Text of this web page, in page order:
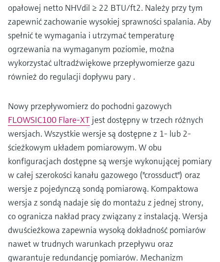
opałowej netto NHVdil ≥ 22 BTU/ft2. Należy przy tym
zapewnić zachowanie wysokiej sprawności spalania. Aby
spełnić te wymagania i utrzymać temperaturę
ogrzewania na wymaganym poziomie, można
wykorzystać ultradźwiękowe przepływomierze gazu
również do regulacji dopływu pary .
Nowy przepływomierz do pochodni gazowych
FLOWSIC100 Flare-XT jest dostępny w trzech różnych
wersjach. Wszystkie wersje są dostępne z 1- lub 2-
ścieżkowym układem pomiarowym. W obu
konfiguracjach dostępne są wersje wykonującej pomiary
w całej szerokości kanału gazowego ("crossduct") oraz
wersje z pojedynczą sondą pomiarową. Kompaktowa
wersja z sondą nadaje się do montażu z jednej strony,
co ogranicza nakład pracy związany z instalacją. Wersja
dwuścieżkowa zapewnia wysoką dokładność pomiarów
nawet w trudnych warunkach przepływu oraz
gwarantuje redundancję pomiarów. Mechanizm